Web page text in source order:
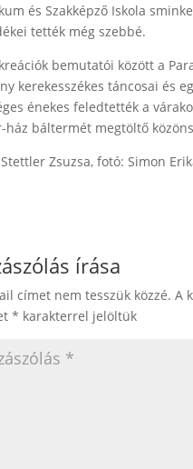
és Szakképző Iskola
tették még szebbé.
bemutatói között a
kerekesszékes táncosai és
énekes feledtették a
ház báltermét megtöltő
Stettler Zsuzsa, fotó: Simon
írása
címet nem tesszük közzé. A
* karakterrel jelöltük